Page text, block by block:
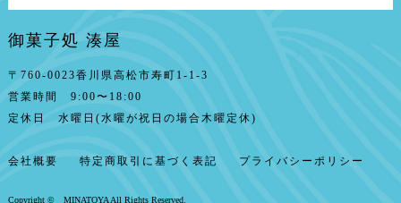
御菓子処 湊屋
〒760-0023香川県高松市寿町1-1-3
営業時間 9:00〜18:00
定休日 水曜日(水曜が祝日の場合木曜定休)
会社概要 特定商取引に基づく表記 プライバシーポリシー
Copyright © MINATOYA All Rights Reserved.